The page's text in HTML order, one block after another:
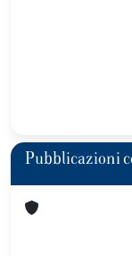
Pubblicazioni